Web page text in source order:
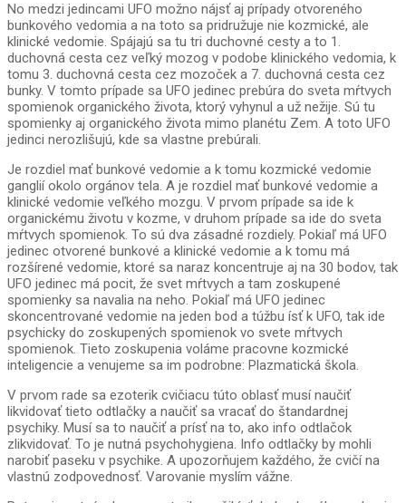
No medzi jedincami UFO možno nájsť aj prípady otvoreného
bunkového vedomia a na toto sa pridružuje nie kozmické, ale
klinické vedomie. Spájajú sa tu tri duchovné cesty a to 1.
duchovná cesta cez veľký mozog v podobe klinického vedomia, k
tomu 3. duchovná cesta cez mozoček a 7. duchovná cesta cez
bunky. V tomto prípade sa UFO jedinec prebúra do sveta mŕtvych
spomienok organického života, ktorý vyhynul a už nežije. Sú tu
spomienky aj organického života mimo planétu Zem. A toto UFO
jedinci nerozlišujú, kde sa vlastne prebúrali.
Je rozdiel mať bunkové vedomie a k tomu kozmické vedomie
ganglií okolo orgánov tela. A je rozdiel mať bunkové vedomie a
klinické vedomie veľkého mozgu. V prvom prípade sa ide k
organickému životu v kozme, v druhom prípade sa ide do sveta
mŕtvych spomienok. To sú dva zásadné rozdiely. Pokiaľ má UFO
jedinec otvorené bunkové a klinické vedomie a k tomu má
rozšírené vedomie, ktoré sa naraz koncentruje aj na 30 bodov, tak
UFO jedinec má pocit, že svet mŕtvych a tam zoskupené
spomienky sa navalia na neho. Pokiaľ má UFO jedinec
skoncentrované vedomie na jeden bod a túžbu ísť k UFO, tak ide
psychicky do zoskupených spomienok vo svete mŕtvych
spomienok. Tieto zoskupenia voláme pracovne kozmické
inteligencie a venujeme sa im podrobne: Plazmatická škola.
V prvom rade sa ezoterik cvičiacu túto oblasť musí naučiť
likvidovať tieto odtlačky a naučiť sa vracať do štandardnej
psychiky. Musí sa to naučiť a prísť na to, ako info odtlačok
zlikvidovať. To je nutná psychohygiena. Info odtlačky by mohli
narobiť paseku v psychike. A upozorňujem každého, že cvičí na
vlastnú zodpovednosť. Varovanie myslím vážne.